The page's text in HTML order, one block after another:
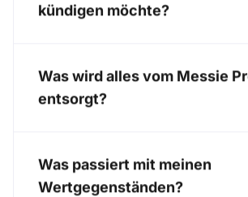
kündigen möchte?
Was wird alles vom Messie
entsorgt?
Was passiert mit meinen
Wertgegenständen?